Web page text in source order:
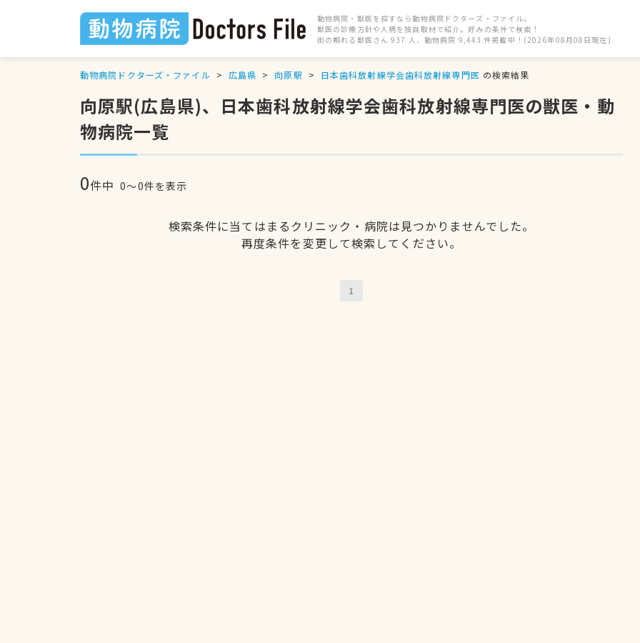
動物病院・獣医を探すなら動物病院ドクターズ・ファイル。
獣医の診療方針や人柄を独自取材で紹介。好みの条件で検索！
街の頼れる獣医さん 937 人、動物病院 9,443 件掲載中！(2026年08月08日現在)
動物病院ドクターズ・ファイル 広島県 向原駅 日本歯科放射線学会歯科放射線専門医 の検索結果
向原駅(広島県)、日本歯科放射線学会歯科放射線専門医の獣医・動
物病院一覧
0件中 0〜0件を表示
検索条件に当てはまるクリニック・病院は見つかりませんでした。
再度条件を変更して検索してください。
1